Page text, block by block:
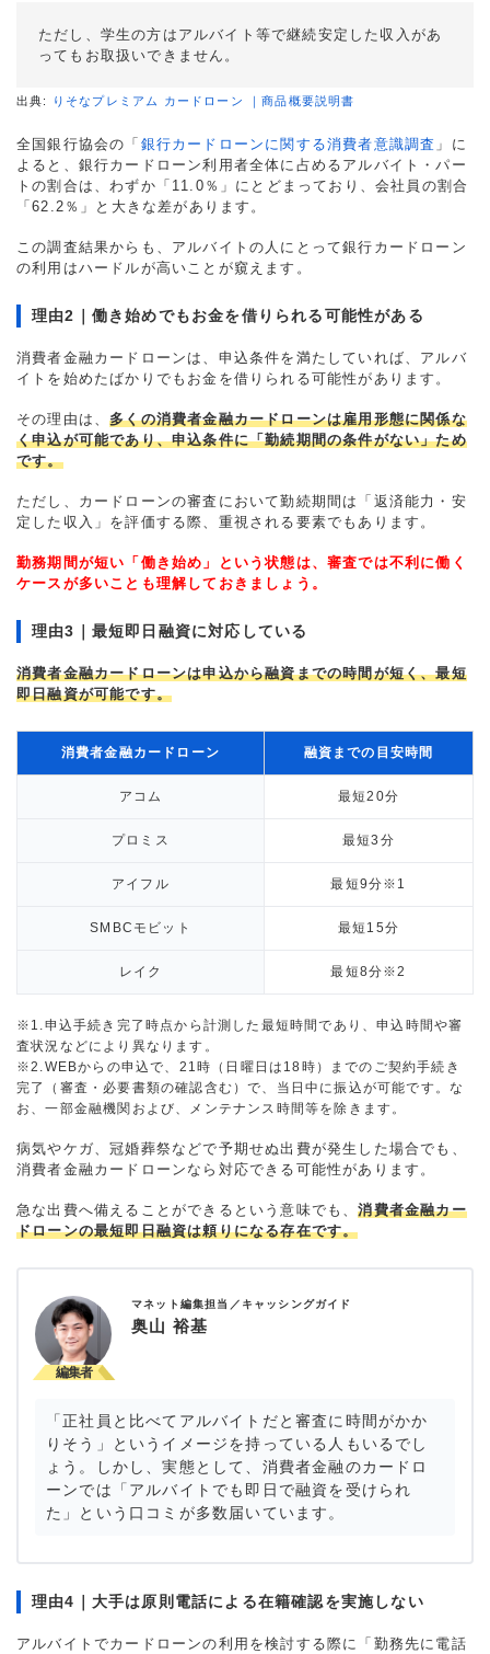
ただし、学生の方はアルバイト等で継続安定した収入があ
ってもお取扱いできません。
出典: りそなプレミアム カードローン ｜商品概要説明書
全国銀行協会の「 銀行カードローンに関する消費者意識調査 」に
よると、銀行カードローン利用者全体に占めるアルバイト・パー
トの割合は、わずか「11.0％」にとどまっており、会社員の割合
「62.2％」と大きな差があります。
この調査結果からも、アルバイトの人にとって銀行カードローン
の利用はハードルが高いことが窺えます。
理由2｜働き始めでもお金を借りられる可能性がある
消費者金融カードローンは、申込条件を満たしていれば、アルバ
イトを始めたばかりでもお金を借りられる可能性があります。
その理由は、多くの消費者金融カードローンは雇用形態に関係な
く申込が可能であり、申込条件に「勤続期間の条件がない」ため
です。
ただし、カードローンの審査において勤続期間は「返済能力・安
定した収入」を評価する際、重視される要素でもあります。
勤務期間が短い「働き始め」という状態は、審査では不利に働く
ケースが多いことも理解しておきましょう。
理由3｜最短即日融資に対応している
消費者金融カードローンは申込から融資までの時間が短く、最短
即日融資が可能です。
消費者金融カードローン 融資までの目安時間
アコム 最短20分
プロミス 最短3分
アイフル 最短9分※1
SMBCモビット 最短15分
レイク 最短8分※2
※1.申込手続き完了時点から計測した最短時間であり、申込時間や審
査状況などにより異なります。
※2.WEBからの申込で、21時（日曜日は18時）までのご契約手続き
完了（審査・必要書類の確認含む）で、当日中に振込が可能です。な
お、一部金融機関および、メンテナンス時間等を除きます。
病気やケガ、冠婚葬祭などで予期せぬ出費が発生した場合でも、
消費者金融カードローンなら対応できる可能性があります。
急な出費へ備えることができるという意味でも、消費者金融カー
ドローンの最短即日融資は頼りになる存在です。
マネット編集担当／キャッシングガイド
奥山 裕基
「正社員と比べてアルバイトだと審査に時間がかか
りそう」というイメージを持っている人もいるでし
ょう。しかし、実態として、消費者金融のカードロ
ーンでは「アルバイトでも即日で融資を受けられ
た」という口コミが多数届いています。
理由4｜大手は原則電話による在籍確認を実施しない
アルバイトでカードローンの利用を検討する際に「勤務先に電話